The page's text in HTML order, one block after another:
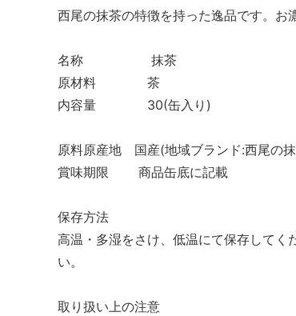
西尾の抹茶の特徴を持った逸品です。お
名称 抹茶
原材料 茶
内容量 30(缶入り)
原料原産地 国産(地域ブランド:西尾の
賞味期限 商品缶底に記載
保存方法
高温・多湿をさけ、低温にて保存してく
い。
取り扱い上の注意